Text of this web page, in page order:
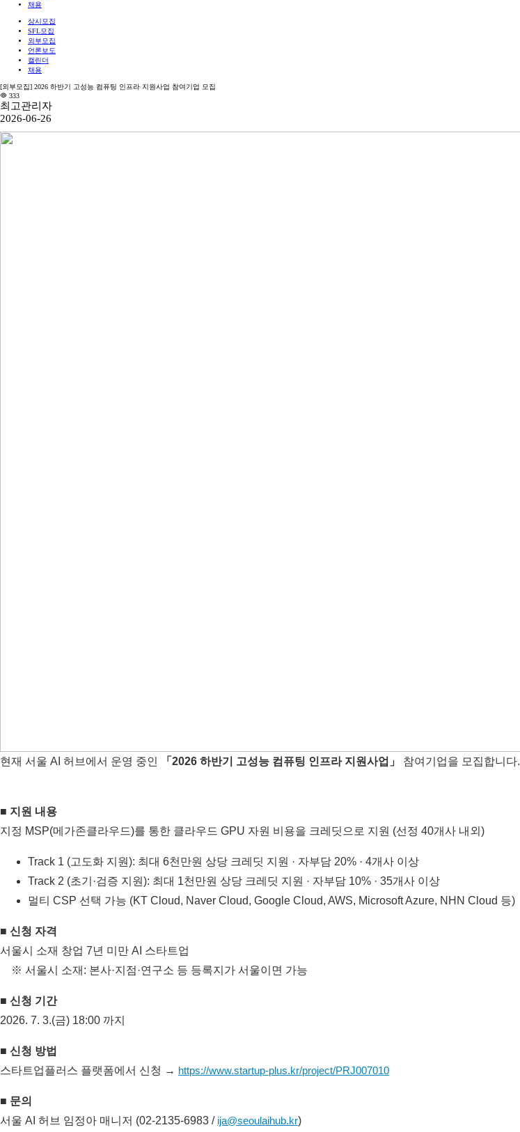
채용
상시모집
SFL모집
외부모집
언론보도
캘린더
채용
[외부모집] 2026 하반기 고성능 컴퓨팅 인프라 지원사업 참여기업 모집
333
최고관리자
2026-06-26
현재 서울 AI 허브에서 운영 중인 「2026 하반기 고성능 컴퓨팅 인프라 지원사업」 참여기업을 모집합니다.
■ 지원 내용
지정 MSP(메가존클라우드)를 통한 클라우드 GPU 자원 비용을 크레딧으로 지원 (선정 40개사 내외)
Track 1 (고도화 지원): 최대 6천만원 상당 크레딧 지원 · 자부담 20% · 4개사 이상
Track 2 (초기·검증 지원): 최대 1천만원 상당 크레딧 지원 · 자부담 10% · 35개사 이상
멀티 CSP 선택 가능 (KT Cloud, Naver Cloud, Google Cloud, AWS, Microsoft Azure, NHN Cloud 등)
■ 신청 자격
서울시 소재 창업 7년 미만 AI 스타트업
※ 서울시 소재: 본사·지점·연구소 등 등록지가 서울이면 가능
■ 신청 기간
2026. 7. 3.(금) 18:00 까지
■ 신청 방법
스타트업플러스 플랫폼에서 신청 → https://www.startup-plus.kr/project/PRJ007010
■ 문의
서울 AI 허브 임정아 매니저 (02-2135-6983 / ija@seoulaihub.kr)